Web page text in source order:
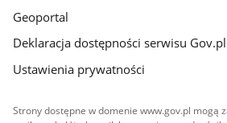
Geoportal
Deklaracja dostępności serwisu Gov.pl
Ustawienia prywatności
Strony dostępne w domenie www.gov.pl mogą